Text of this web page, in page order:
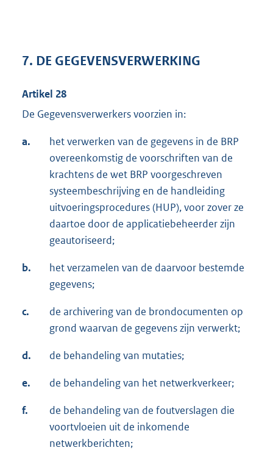
7. DE GEGEVENSVERWERKING
Artikel 28
De Gegevensverwerkers voorzien in:
a.
het verwerken van de gegevens in de BRP
overeenkomstig de voorschriften van de
krachtens de wet BRP voorgeschreven
systeembeschrijving en de handleiding
uitvoeringsprocedures (HUP), voor zover ze
daartoe door de applicatiebeheerder zijn
geautoriseerd;
b.
het verzamelen van de daarvoor bestemde
gegevens;
c.
de archivering van de brondocumenten op
grond waarvan de gegevens zijn verwerkt;
d. de behandeling van mutaties;
e. de behandeling van het netwerkverkeer;
f.
de behandeling van de foutverslagen die
voortvloeien uit de inkomende
netwerkberichten;